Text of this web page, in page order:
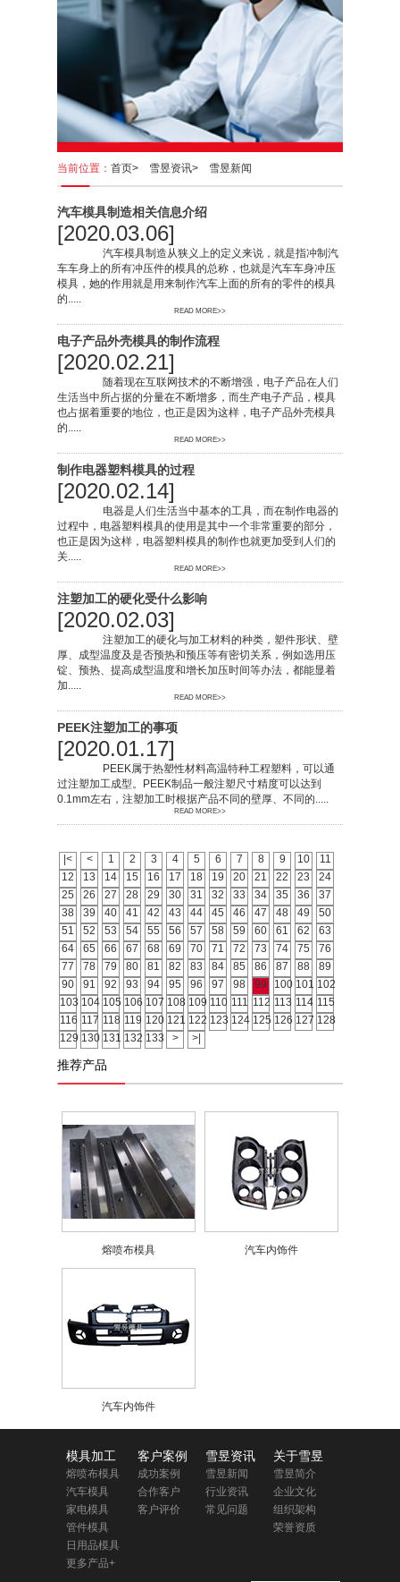
当前位置： 首页> 雪昱资讯> 雪昱新闻
汽车模具制造相关信息介绍
[2020.03.06]
汽车模具制造从狭义上的定义来说，就是指冲制汽
车车身上的所有冲压件的模具的总称，也就是汽车车身冲压
模具，她的作用就是用来制作汽车上面的所有的零件的模具
的.....
READ MORE>>
电子产品外壳模具的制作流程
[2020.02.21]
随着现在互联网技术的不断增强，电子产品在人们
生活当中所占据的分量在不断增多，而生产电子产品，模具
也占据着重要的地位，也正是因为这样，电子产品外壳模具
的.....
READ MORE>>
制作电器塑料模具的过程
[2020.02.14]
电器是人们生活当中基本的工具，而在制作电器的
过程中，电器塑料模具的使用是其中一个非常重要的部分，
也正是因为这样，电器塑料模具的制作也就更加受到人们的
关.....
READ MORE>>
注塑加工的硬化受什么影响
[2020.02.03]
注塑加工的硬化与加工材料的种类，塑件形状、壁
厚、成型温度及是否预热和预压等有密切关系，例如选用压
锭、预热、提高成型温度和增长加压时间等办法，都能显着
加.....
READ MORE>>
PEEK注塑加工的事项
[2020.01.17]
PEEK属于热塑性材料高温特种工程塑料，可以通
过注塑加工成型。PEEK制品一般注塑尺寸精度可以达到
0.1mm左右，注塑加工时根据产品不同的壁厚、不同的.....
READ MORE>>
|< < 1 2 3 4 5 6 7 8 9 10
11
12
13 14 15 16 17 18 19 20 21 22 23
24
25
26 27 28 29 30 31 32 33 34 35 36
37
38
39 40 41 42 43 44 45 46 47 48 49
50
51
52 53 54 55 56 57 58 59 60 61 62
63
64
65 66 67 68 69 70 71 72 73 74 75
76
77
78 79 80 81 82 83 84 85 86 87 88
89
90
91 92 93 94 95 96 97 98 99 100 101 102
103 104 105 106 107 108 109 110 111 112 113 114 115
116 117 118 119 120 121 122 123 124 125 126 127 128
129 130 131 132 133 > >|
推荐产品
熔喷布模具 汽车内饰件
汽车内饰件
模具加工
熔喷布模具
汽车模具
家电模具
管件模具
日用品模具
更多产品+
客户案例
成功案例
合作客户
客户评价
雪昱资讯
雪昱新闻
行业资讯
常见问题
关于雪昱
雪昱简介
企业文化
组织架构
荣誉资质